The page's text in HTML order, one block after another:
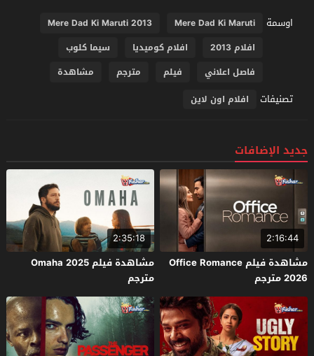
اوسمة
Mere Dad Ki Maruti
Mere Dad Ki Maruti 2013
افلام 2013
افلام كوميديا
سيما كلوب
فاصل اعلاني
فيلم مترجم مشاهدة
تصنيفات افلام اون لاين
جديد الإضافات
2:16:44
مشاهدة فيلم Office Romance
2026 مترجم
2:35:18
مشاهدة فيلم Omaha 2025
مترجم